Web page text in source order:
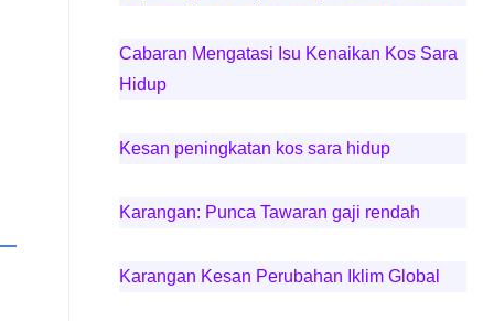
Cabaran Mengatasi Isu Kenaikan Kos Sara
Hidup
Kesan peningkatan kos sara hidup
Karangan: Punca Tawaran gaji rendah
Karangan Kesan Perubahan Iklim Global